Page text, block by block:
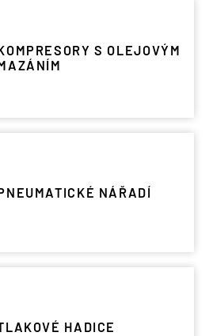
S OLEJOVÝM
NÁŘADÍ
HADICE